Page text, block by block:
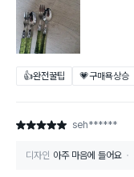
👍완전꿀팁 💗구매욕상승
별점 5점 seh******
디자인 아주 마음에 들어요